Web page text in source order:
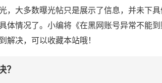
大多数曝光帖只是展示了信息，并未下具
体情况了。小编将《在黑网账号异常不能到
解决，可以收藏本站哦！
？